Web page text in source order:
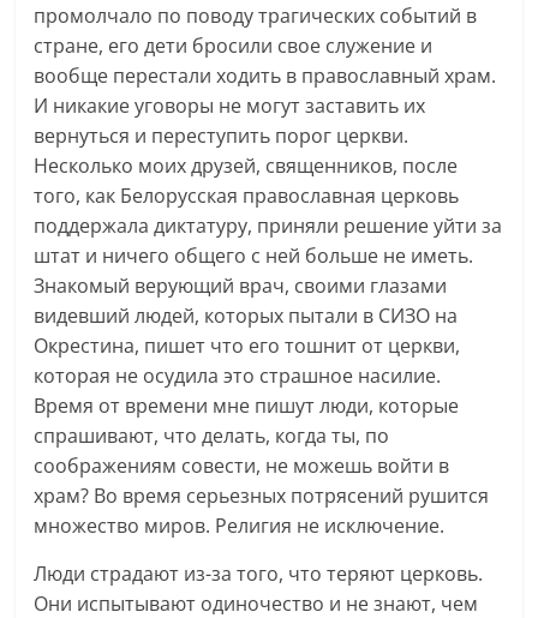
промолчало по поводу трагических событий в
стране, его дети бросили свое служение и
вообще перестали ходить в православный храм.
И никакие уговоры не могут заставить их
вернуться и переступить порог церкви.
Несколько моих друзей, священников, после
того, как Белорусская православная церковь
поддержала диктатуру, приняли решение уйти за
штат и ничего общего с ней больше не иметь.
Знакомый верующий врач, своими глазами
видевший людей, которых пытали в СИЗО на
Окрестина, пишет что его тошнит от церкви,
которая не осудила это страшное насилие.
Время от времени мне пишут люди, которые
спрашивают, что делать, когда ты, по
соображениям совести, не можешь войти в
храм? Во время серьезных потрясений рушится
множество миров. Религия не исключение.
Люди страдают из-за того, что теряют церковь.
Они испытывают одиночество и не знают, чем